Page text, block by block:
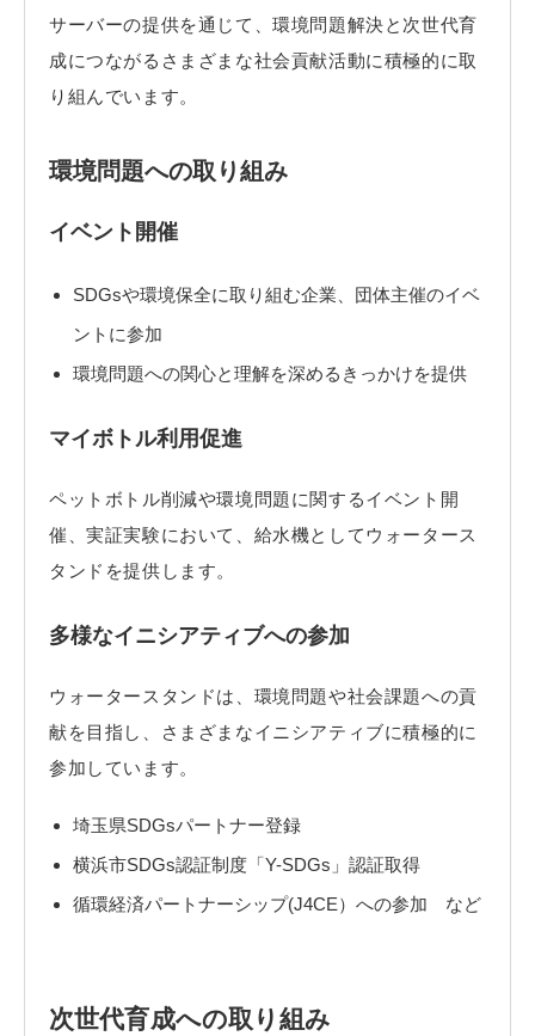
サーバーの提供を通じて、環境問題解決と次世代育
成につながるさまざまな社会貢献活動に積極的に取
り組んでいます。
環境問題への取り組み
イベント開催
SDGsや環境保全に取り組む企業、団体主催のイベ
ントに参加
環境問題への関心と理解を深めるきっかけを提供
マイボトル利用促進
ペットボトル削減や環境問題に関するイベント開
催、実証実験において、給水機としてウォータース
タンドを提供します。
多様なイニシアティブへの参加
ウォータースタンドは、環境問題や社会課題への貢
献を目指し、さまざまなイニシアティブに積極的に
参加しています。
埼玉県SDGsパートナー登録
横浜市SDGs認証制度「Y-SDGs」認証取得
循環経済パートナーシップ(J4CE）への参加 など
次世代育成への取り組み